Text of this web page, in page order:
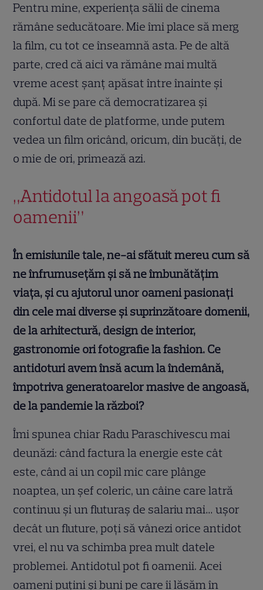
Pentru mine, experienţa sălii de cinema
rămâne seducătoare. Mie îmi place să merg
la film, cu tot ce înseamnă asta. Pe de altă
parte, cred că aici va rămâne mai multă
vreme acest şanţ apăsat între înainte şi
după. Mi se pare că democratizarea şi
confortul date de platforme, unde putem
vedea un film oricând, oricum, din bucăţi, de
o mie de ori, primează azi.
„Antidotul la angoasă pot fi
oamenii”
În emisiunile tale, ne-ai sfătuit mereu cum să
ne înfrumusețăm și să ne îmbunătățim
viața, și cu ajutorul unor oameni pasionați
din cele mai diverse și suprinzătoare domenii,
de la arhitectură, design de interior,
gastronomie ori fotografie la fashion. Ce
antidoturi avem însă acum la îndemână,
împotriva generatoarelor masive de angoasă,
de la pandemie la război?
Îmi spunea chiar Radu Paraschivescu mai
deunăzi: când factura la energie este cât
este, când ai un copil mic care plânge
noaptea, un şef coleric, un câine care latră
continuu şi un fluturaş de salariu mai… uşor
decât un fluture, poţi să vânezi orice antidot
vrei, el nu va schimba prea mult datele
problemei. Antidotul pot fi oamenii. Acei
oameni puţini şi buni pe care îi lăsăm în